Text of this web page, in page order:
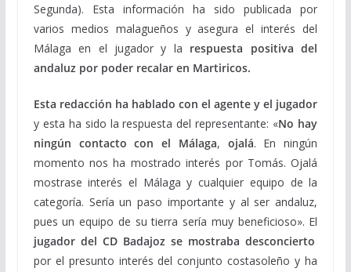
Segunda). Esta información ha sido publicada por
varios medios malagueños y asegura el interés del
Málaga en el jugador y la respuesta positiva del
andaluz por poder recalar en Martiricos.
Esta redacción ha hablado con el agente y el jugador
y esta ha sido la respuesta del representante: «No hay
ningún contacto con el Málaga, ojalá. En ningún
momento nos ha mostrado interés por Tomás. Ojalá
mostrase interés el Málaga y cualquier equipo de la
categoría. Sería un paso importante y al ser andaluz,
pues un equipo de su tierra sería muy beneficioso». El
jugador del CD Badajoz se mostraba desconcierto
por el presunto interés del conjunto costasoleño y ha